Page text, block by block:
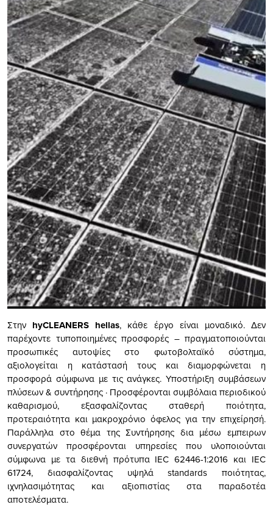
Στην hyCLEANERS hellas, κάθε έργο είναι μοναδικό. Δεν
παρέχοντε τυποποιημένες προσφορές – πραγματοποιούνται
προσωπικές αυτοψίες στο φωτοβολταϊκό σύστημα,
αξιολογείται η κατάστασή τους και διαμορφώνεται η
προσφορά σύμφωνα με τις ανάγκες. Υποστήριξη συμβάσεων
πλύσεων & συντήρησης · Προσφέρονται συμβόλαια περιοδικού
καθαρισμού, εξασφαλίζοντας σταθερή ποιότητα,
προτεραιότητα και μακροχρόνιο όφελος για την επιχείρησή.
Παράλληλα στο θέμα της Συντήρησης δια μέσω εμπειρων
συνεργατών προσφέρονται υπηρεσίες που υλοποιούνται
σύμφωνα με τα διεθνή πρότυπα IEC 62446-1:2016 και IEC
61724, διασφαλίζοντας υψηλά standards ποιότητας,
ιχνηλασιμότητας και αξιοπιστίας στα παραδοτέα
αποτελέσματα.